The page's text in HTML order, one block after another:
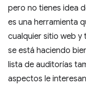
pero no tienes idea
es una herramienta
cualquier sitio web y
se está haciendo
lista de auditorías
aspectos le